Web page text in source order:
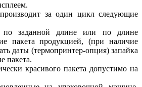
за один цикл следующие
по заданной длине или по длине
пакета продукцией, (при наличие
даты (термопринтер-опция) запайка
пакета.
красивого пакета допустимо на